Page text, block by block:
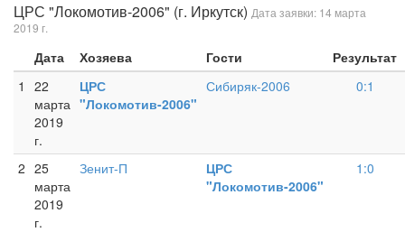
ЦРС "Локомотив-2006" (г. Иркутск) Дата заявки: 14 марта
2019 г.
Дата Хозяева Гости
Результат
1
22
марта
2019
г.
ЦРС
"Локомотив-2006"
Сибиряк-2006 0:1
2 25
марта
2019
г.
Зенит-П
ЦРС
"Локомотив-2006"
1:0